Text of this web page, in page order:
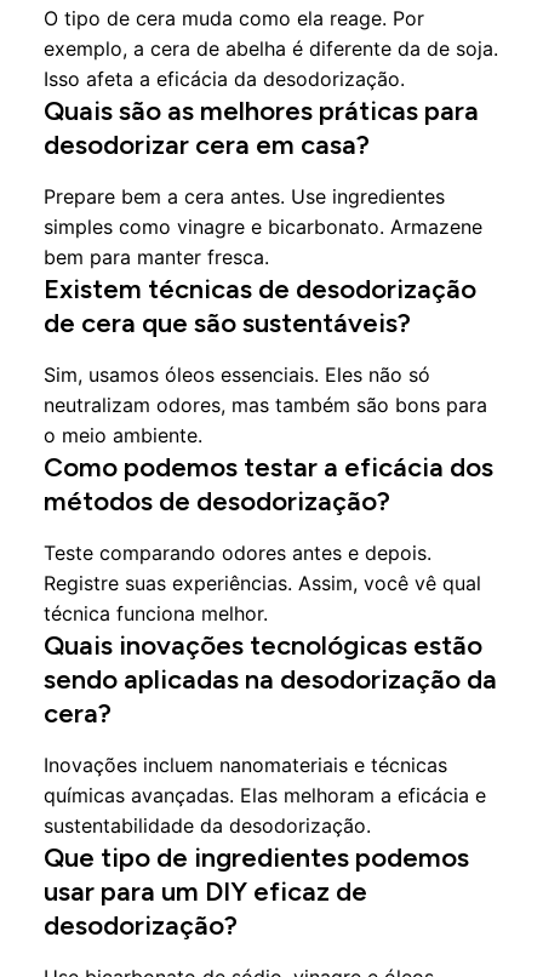
O tipo de cera muda como ela reage. Por
exemplo, a cera de abelha é diferente da de soja.
Isso afeta a eficácia da desodorização.
Quais são as melhores práticas para
desodorizar cera em casa?
Prepare bem a cera antes. Use ingredientes
simples como vinagre e bicarbonato. Armazene
bem para manter fresca.
Existem técnicas de desodorização
de cera que são sustentáveis?
Sim, usamos óleos essenciais. Eles não só
neutralizam odores, mas também são bons para
o meio ambiente.
Como podemos testar a eficácia dos
métodos de desodorização?
Teste comparando odores antes e depois.
Registre suas experiências. Assim, você vê qual
técnica funciona melhor.
Quais inovações tecnológicas estão
sendo aplicadas na desodorização da
cera?
Inovações incluem nanomateriais e técnicas
químicas avançadas. Elas melhoram a eficácia e
sustentabilidade da desodorização.
Que tipo de ingredientes podemos
usar para um DIY eficaz de
desodorização?